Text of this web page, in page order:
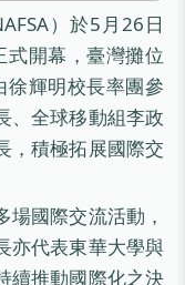
）於5月26日
式開幕，臺灣攤位
徐輝明校長率團參
、全球移動組李政
，積極拓展國際交
國際交流活動，
亦代表東華大學與
續推動國際化之決